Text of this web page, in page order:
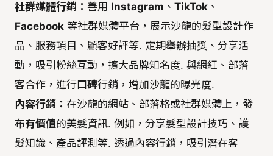
社群媒體行銷： 善用 Instagram 、 TikTok 、
Facebook 等社群媒體平台，展示沙龍的髮型設計作
品、服務項目、顧客好評等. 定期舉辦抽獎、分享活
動，吸引粉絲互動，擴大品牌知名度. 與網紅、部落
客合作，進行 口碑行銷，增加沙龍的曝光度.
內容行銷： 在沙龍的網站、部落格或社群媒體上，發
布有價值的美髮資訊. 例如，分享髮型設計技巧、護
髮知識、產品評測等. 透過內容行銷，吸引潛在客